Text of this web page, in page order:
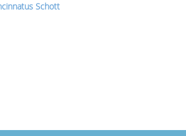
Schott